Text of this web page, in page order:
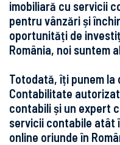
imobiliară cu servicii
pentru vânzări și
oportunități de
România, noi suntem
Totodată, îți punem la
Contabilitate autorizat
contabili și un expert
servicii contabile atât
online oriunde în